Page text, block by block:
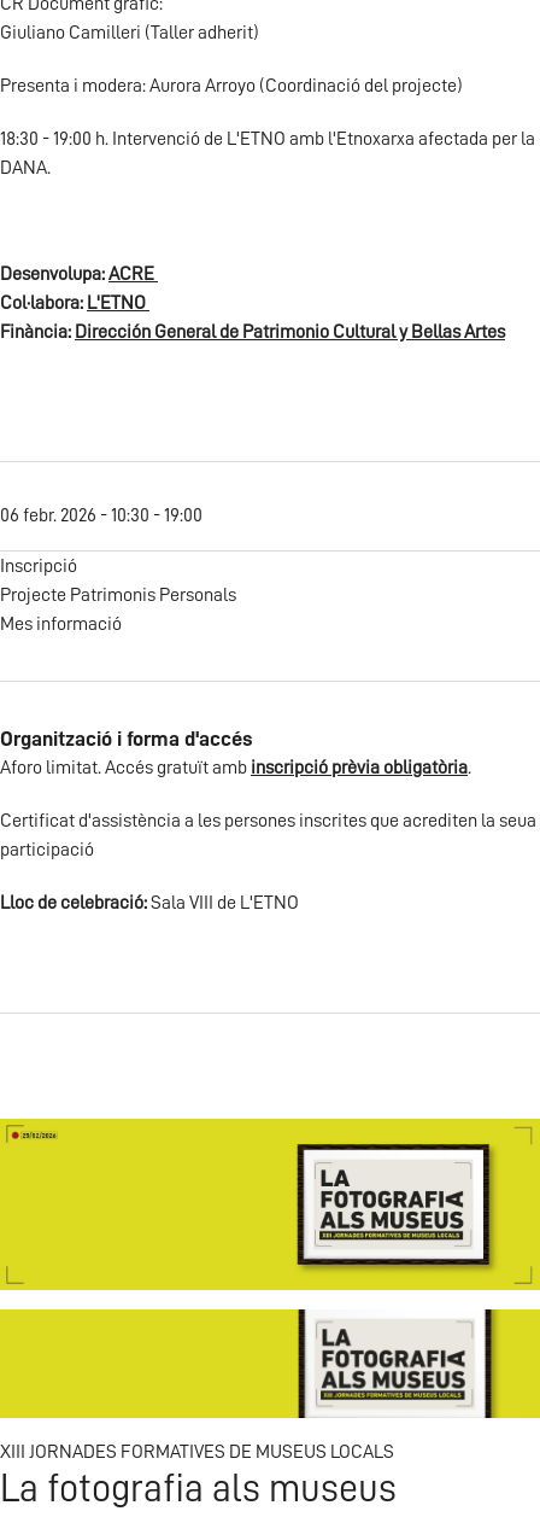
Giuliano Camilleri (Taller adherit)
Presenta i modera: Aurora Arroyo (Coordinació del projecte)
18:30 - 19:00 h. Intervenció de L'ETNO amb l'Etnoxarxa afectada per la
DANA.
Desenvolupa:ACRE
Col·labora: L'ETNO
Finància: Dirección General de Patrimonio Cultural y Bellas Artes
06 febr. 2026 - 10:30 - 19:00
Inscripció
Projecte Patrimonis Personals
Mes informació
Organització i forma d'accés
Aforo limitat. Accés gratuït amb inscripció prèvia obligatòria.
Certificat d'assistència a les persones inscrites que acrediten la seua
participació
Lloc de celebració:Sala VIII de L'ETNO
XIII JORNADES FORMATIVES DE MUSEUS LOCALS
La fotografia als museus